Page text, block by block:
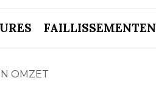
FAILLISSEMENTEN
OMZET